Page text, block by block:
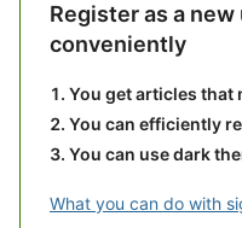
Register as a
conveniently
You get articles that
You can efficiently
You can use dark
What you can do with